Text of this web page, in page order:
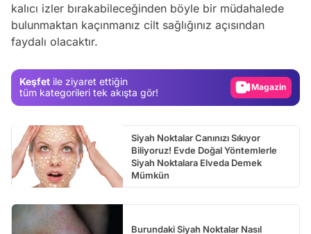
kalıcı izler bırakabileceğinden böyle bir müdahalede
bulunmaktan kaçınmanız cilt sağlığınız açısından
faydalı olacaktır.
Keşfet ile ziyaret ettiğin
tüm kategorileri tek akışta gör!
Magazin
Siyah Noktalar Canınızı Sıkıyor
Biliyoruz! Evde Doğal Yöntemlerle
Siyah Noktalara Elveda Demek
Mümkün
Burundaki Siyah Noktalar Nasıl